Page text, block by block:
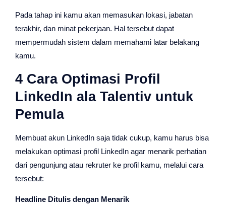
Pada tahap ini kamu akan memasukan lokasi, jabatan
terakhir, dan minat pekerjaan. Hal tersebut dapat
mempermudah sistem dalam memahami latar belakang
kamu.
4 Cara Optimasi Profil
LinkedIn ala Talentiv untuk
Pemula
Membuat akun LinkedIn saja tidak cukup, kamu harus bisa
melakukan optimasi profil LinkedIn agar menarik perhatian
dari pengunjung atau rekruter ke profil kamu, melalui cara
tersebut:
Headline Ditulis dengan Menarik